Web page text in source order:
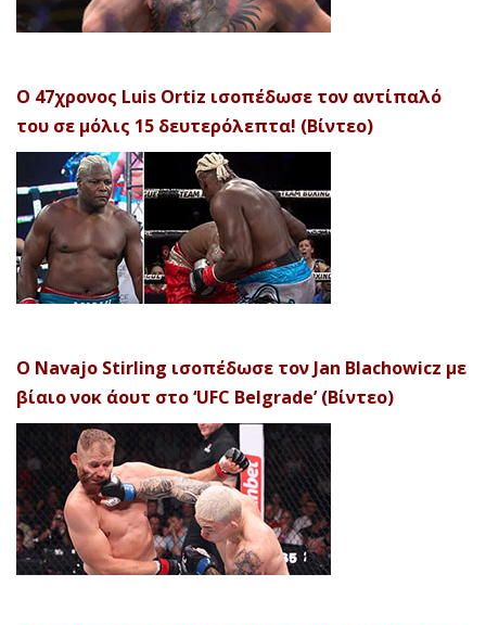
Ο 47χρονος Luis Ortiz ισοπέδωσε τον αντίπαλό
του σε μόλις 15 δευτερόλεπτα! (Βίντεο)
Ο Navajo Stirling ισοπέδωσε τον Jan Blachowicz με
βίαιο νοκ άουτ στο ‘UFC Belgrade’ (Βίντεο)